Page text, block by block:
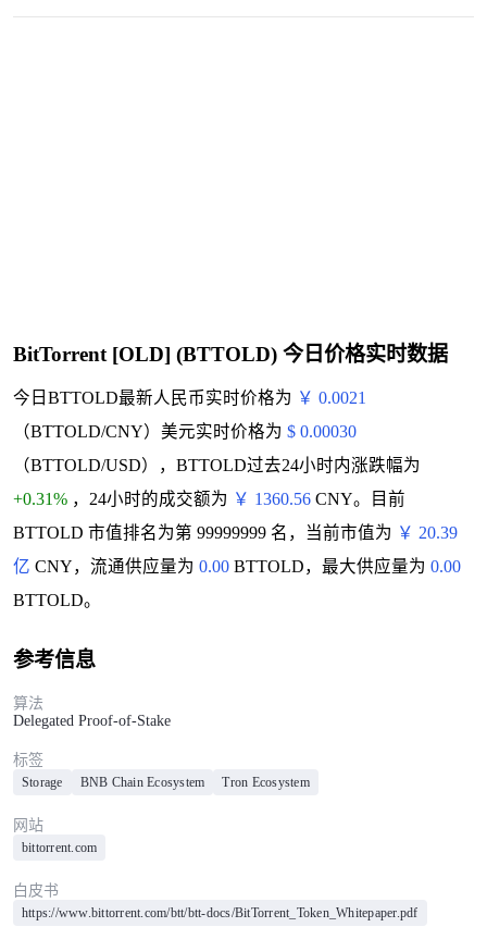
BitTorrent [OLD] (BTTOLD) 今日价格实时数据
今日BTTOLD最新人民币实时价格为 ￥ 0.0021
（BTTOLD/CNY）美元实时价格为 $ 0.00030
（BTTOLD/USD），BTTOLD过去24小时内涨跌幅为
+0.31% ，24小时的成交额为 ￥ 1360.56CNY。目前
BTTOLD 市值排名为第 99999999 名，当前市值为 ￥ 20.39
亿 CNY，流通供应量为 0.00BTTOLD，最大供应量为 0.00
BTTOLD。
参考信息
算法
Delegated Proof-of-Stake
标签
Storage BNB Chain Ecosystem Tron Ecosystem
网站
bittorrent.com
白皮书
https://www.bittorrent.com/btt/btt-docs/BitTorrent_Token_Whitepaper.pdf